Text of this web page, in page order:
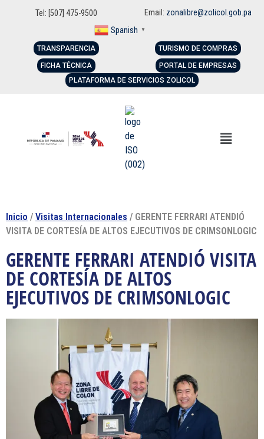
Tel: [507] 475-9500 Email: zonalibre@zolicol.gob.pa
Spanish ▼
TRANSPARENCIA
FICHA TÉCNICA
TURISMO DE COMPRAS
PORTAL DE EMPRESAS
PLATAFORMA DE SERVICIOS ZOLICOL
Inicio / Visitas Internacionales / GERENTE FERRARI ATENDIÓ
VISITA DE CORTESÍA DE ALTOS EJECUTIVOS DE CRIMSONLOGIC
GERENTE FERRARI ATENDIÓ VISITA
DE CORTESÍA DE ALTOS
EJECUTIVOS DE CRIMSONLOGIC